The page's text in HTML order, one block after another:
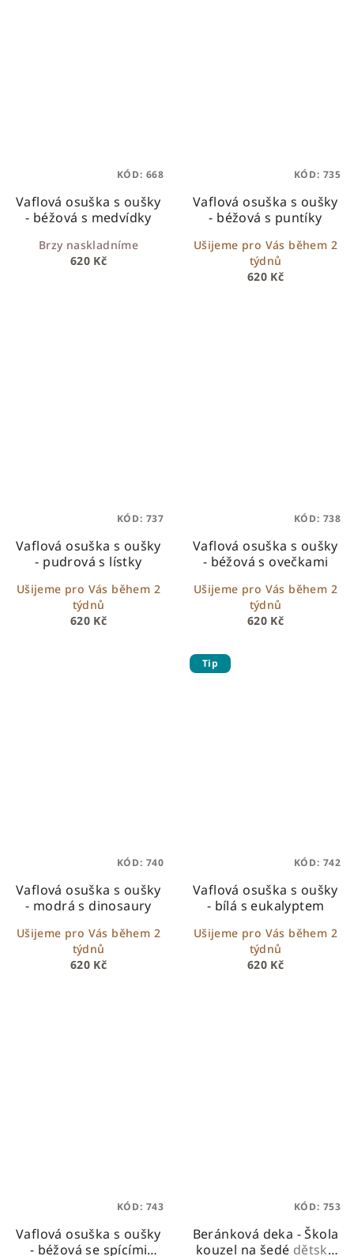
Vaflová osuška s oušky
- béžová s medvídky
620 Kč
Brzy naskladníme
KÓD: 668
Vaflová osuška s oušky
- béžová s puntíky
620 Kč
Ušijeme pro Vás během 2
týdnů
KÓD: 735
Vaflová osuška s oušky
- pudrová s lístky
620 Kč
Ušijeme pro Vás během 2
týdnů
KÓD: 737
Vaflová osuška s oušky
- béžová s ovečkami
620 Kč
Ušijeme pro Vás během 2
týdnů
KÓD: 738
Vaflová osuška s oušky
- modrá s dinosaury
620 Kč
Ušijeme pro Vás během 2
týdnů
KÓD: 740
Tip
Vaflová osuška s oušky
- bílá s eukalyptem
620 Kč
Ušijeme pro Vás během 2
týdnů
KÓD: 742
Vaflová osuška s oušky
- béžová se spícími
KÓD: 743
Beránková deka - Škola
kouzel na šedé dětská
KÓD: 753